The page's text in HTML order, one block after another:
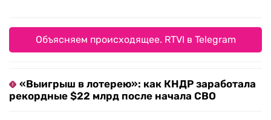
Объясняем происходящее. RTVI в Telegram
«Выигрыш в лотерею»: как КНДР заработала
рекордные $22 млрд после начала СВО